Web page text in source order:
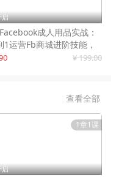
启
Facebook成人用品实战：
1运营Fb商城进阶技能，
升订单转化与店铺收益
¥ 199.00
查看全部
1章1课
启